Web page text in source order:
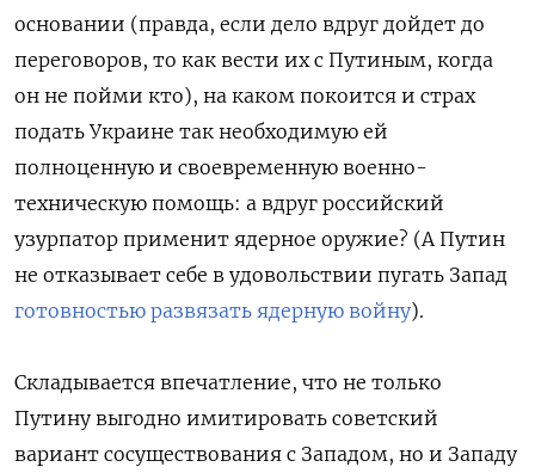
основании (правда, если дело вдруг дойдет до
переговоров, то как вести их с Путиным, когда
он не пойми кто), на каком покоится и страх
подать Украине так необходимую ей
полноценную и своевременную военно-
техническую помощь: а вдруг российский
узурпатор применит ядерное оружие? (А Путин
не отказывает себе в удовольствии пугать Запад
готовностью развязать ядерную войну).
Складывается впечатление, что не только
Путину выгодно имитировать советский
вариант сосуществования с Западом, но и Западу